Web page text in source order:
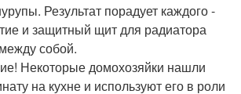
Результат порадует каждого -
и защитный щит для радиатора
собой.
Некоторые домохозяйки нашли
на кухне и используют его в роли